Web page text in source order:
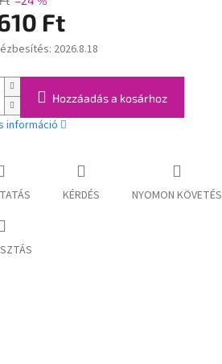
Ft
2026.8.18
Hozzáadás a kosárhoz
információ
KÉRDÉS NYOMON KÖVETÉS